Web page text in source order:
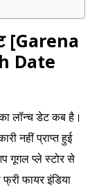
[Garena
Date
लॉन्च डेट कब है।
नहीं प्राप्त हुई
गूगल प्ले स्टोर से
फायर इंडिया